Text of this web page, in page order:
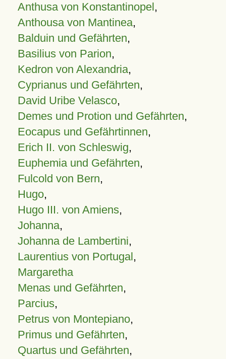
Anthusa von Konstantinopel,
Anthousa von Mantinea,
Balduin und Gefährten,
Basilius von Parion,
Kedron von Alexandria,
Cyprianus und Gefährten,
David Uribe Velasco,
Demes und Protion und Gefährten,
Eocapus und Gefährtinnen,
Erich II. von Schleswig,
Euphemia und Gefährten,
Fulcold von Bern,
Hugo,
Hugo III. von Amiens,
Johanna,
Johanna de Lambertini,
Laurentius von Portugal,
Margaretha
Menas und Gefährten,
Parcius,
Petrus von Montepiano,
Primus und Gefährten,
Quartus und Gefährten,